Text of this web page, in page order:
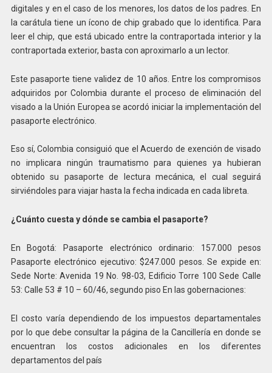
digitales y en el caso de los menores, los datos de los padres. En
la carátula tiene un ícono de chip grabado que lo identifica. Para
leer el chip, que está ubicado entre la contraportada interior y la
contraportada exterior, basta con aproximarlo a un lector.
Este pasaporte tiene validez de 10 años. Entre los compromisos
adquiridos por Colombia durante el proceso de eliminación del
visado a la Unión Europea se acordó iniciar la implementación del
pasaporte electrónico.
Eso sí, Colombia consiguió que el Acuerdo de exención de visado
no implicara ningún traumatismo para quienes ya hubieran
obtenido su pasaporte de lectura mecánica, el cual seguirá
sirviéndoles para viajar hasta la fecha indicada en cada libreta.
¿Cuánto cuesta y dónde se cambia el pasaporte?
En Bogotá: Pasaporte electrónico ordinario: 157.000 pesos
Pasaporte electrónico ejecutivo: $247.000 pesos. Se expide en:
Sede Norte: Avenida 19 No. 98-03, Edificio Torre 100 Sede Calle
53: Calle 53 # 10 – 60/46, segundo piso En las gobernaciones:
El costo varía dependiendo de los impuestos departamentales
por lo que debe consultar la página de la Cancillería en donde se
encuentran los costos adicionales en los diferentes
departamentos del país